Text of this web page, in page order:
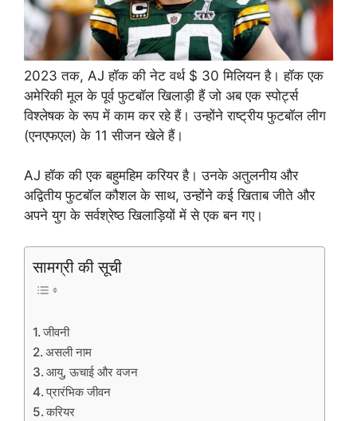
2023 तक, AJ हॉक की नेट वर्थ $ 30 मिलियन है। हॉक एक
अमेरिकी मूल के पूर्व फुटबॉल खिलाड़ी हैं जो अब एक स्पोर्ट्स
विश्लेषक के रूप में काम कर रहे हैं। उन्होंने राष्ट्रीय फुटबॉल लीग
(एनएफएल) के 11 सीजन खेले हैं।
AJ हॉक की एक बहुमहिम करियर है। उनके अतुलनीय और
अद्वितीय फुटबॉल कौशल के साथ, उन्होंने कई खिताब जीते और
अपने युग के सर्वश्रेष्ठ खिलाड़ियों में से एक बन गए।
सामग्री की सूची
जीवनी
असली नाम
आयु, ऊचाई और वजन
प्रारंभिक जीवन
करियर